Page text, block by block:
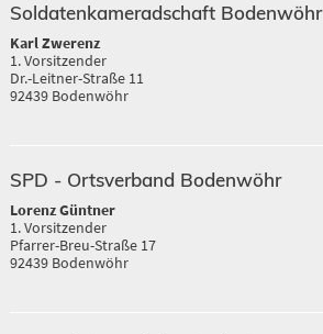
Soldatenkameradschaft Bodenwöhr
Karl Zwerenz
1. Vorsitzender
Dr.-Leitner-Straße 11
92439 Bodenwöhr
SPD - Ortsverband Bodenwöhr
Lorenz Güntner
1. Vorsitzender
Pfarrer-Breu-Straße 17
92439 Bodenwöhr